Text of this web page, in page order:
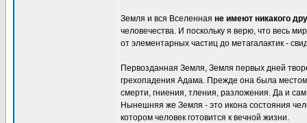
Земля и вся Вселенная не имеют никакого
человечества. И поскольку я верю, что весь
от элементарных частиц до метагалактик -
Первозданная Земля, Земля первых дней
грехопадения Адама. Прежде она была
смерти, гниения, тления, разложения. Да и
Нынешняя же Земля - это икона состояния
котором человек готовится к вечной жизни.